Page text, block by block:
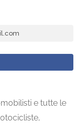
e tutte le